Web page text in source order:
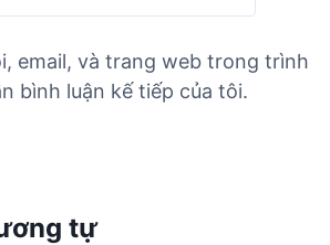
email, và trang web trong trình
bình luận kế tiếp của tôi.
tự